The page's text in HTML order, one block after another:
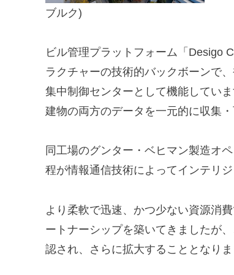
ブルク)
ビル管理プラットフォーム「Desigo
ラクチャーの技術的バックボーンで
集中制御センターとして機能してい
建物の両方のデータを一元的に収集・
同工場のグンター・ベヒマン製造オ
程が情報通信技術によってインテリ
より柔軟で迅速、かつ少ない資源消
ートナーシップを築いてきましたが
認され、さらに拡大することとなりま